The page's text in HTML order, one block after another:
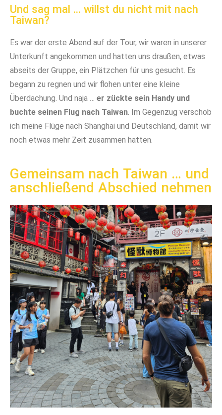
Und sag mal ... willst du nicht mit nach
Taiwan?
Es war der erste Abend auf der Tour, wir waren in unserer
Unterkunft angekommen und hatten uns draußen, etwas
abseits der Gruppe, ein Plätzchen für uns gesucht. Es
begann zu regnen und wir flohen unter eine kleine
Überdachung. Und naja … er zückte sein Handy und
buchte seinen Flug nach Taiwan. Im Gegenzug verschob
ich meine Flüge nach Shanghai und Deutschland, damit wir
noch etwas mehr Zeit zusammen hatten.
Gemeinsam nach Taiwan … und
anschließend Abschied nehmen